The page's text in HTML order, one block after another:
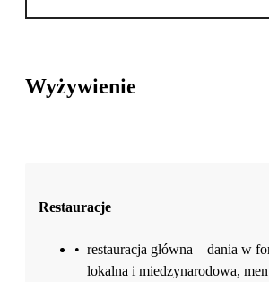
Wyżywienie
Restauracje
• restauracja główna – dania w
lokalna i miedzynarodowa,